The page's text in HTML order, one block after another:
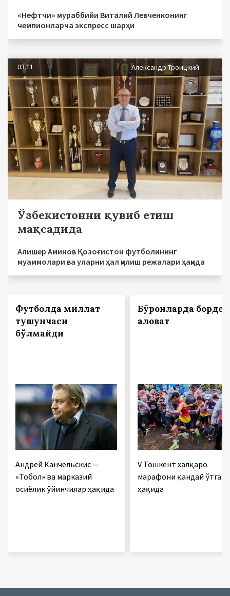
«Нефтчи» мураббийи Виталий Левченконинг
чемпионларча экспресс шарҳи
03.11 Александр Троицкий
Ўзбекистонни қувиб етиш
мақсадида
Алишер Аминов Қозоғистон футболининг
муаммолари ва уларни ҳал қилиш режалари ҳақида
Футболда миллат
тушунчаси
бўлмайди
Андрей Канчельскис —
«Тобол» ва марказий
осиёлик ўйинчилар ҳақида
Бўронларда бордек
ҳаловат
V Тошкент халқаро
марафони қандай ўтгани
ҳақида